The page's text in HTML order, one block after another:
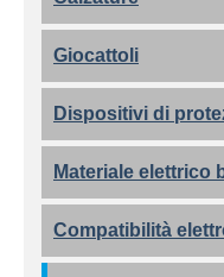
Giocattoli
Dispositivi di
Materiale elettrico
Compatibilità